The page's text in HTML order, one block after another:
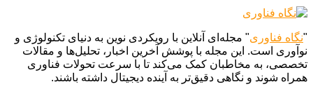
"نگاه فناوری" مجله‌ای آنلاین با رویکردی نوین به دنیای تکنولوژی و
نوآوری است. این مجله با پوشش آخرین اخبار، تحلیل‌ها و مقالات
تخصصی، به مخاطبان کمک می‌کند تا با سرعت تحولات فناوری
همراه شوند و نگاهی دقیق‌تر به آینده دیجیتال داشته باشند.